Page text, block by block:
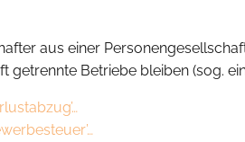
aus einer
getrennte Betriebe bleiben (sog.